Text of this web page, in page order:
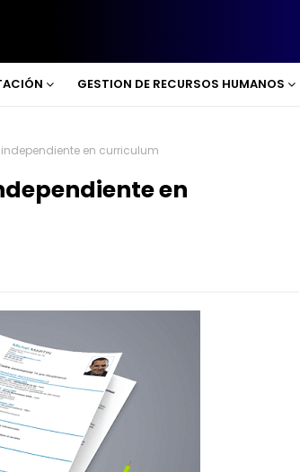
GESTION DE RECURSOS HUMANOS
en curriculum
en